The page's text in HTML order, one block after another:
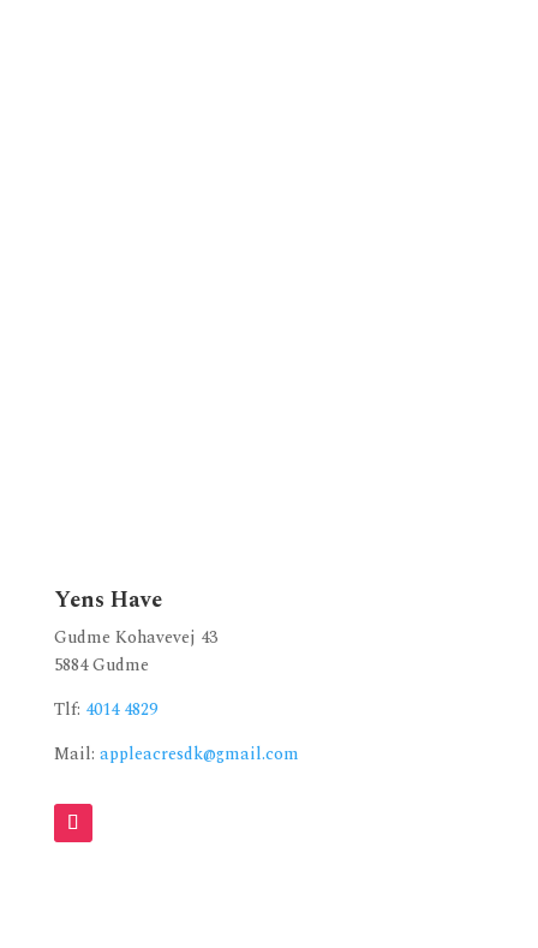
Yens Have
Gudme Kohavevej 43
5884 Gudme
Tlf: 4014 4829
Mail: appleacresdk@gmail.com